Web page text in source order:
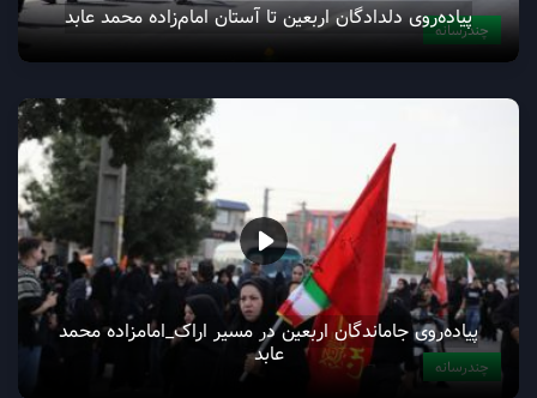
چندرسانه
پیاده‌روی دلدادگان اربعین تا آستان امام‌زاده محمد عابد